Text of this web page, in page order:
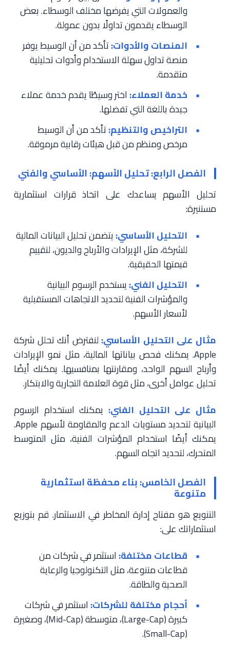
والعمولات التي يفرضها مختلف الوسطاء. بعض
الوسطاء يقدمون تداولًا بدون عمولة.
المنصات والأدوات:تأكد من أن الوسيط يوفر
منصة تداول سهلة الاستخدام وأدوات تحليلية
متقدمة.
خدمة العملاء: اختر وسيطًا يقدم خدمة عملاء
جيدة باللغة التي تفضلها.
التراخيص والتنظيم:تأكد من أن الوسيط
مرخص ومنظم من قبل هيئات رقابية مرموقة.
الفصل الرابع: تحليل الأسهم: الأساسي والفني
تحليل الأسهم يساعدك على اتخاذ قرارات استثمارية
مستنيرة:
التحليل الأساسي:يتضمن تحليل البيانات المالية
للشركة، مثل الإيرادات والأرباح والديون، لتقييم
قيمتها الحقيقية.
التحليل الفني:يستخدم الرسوم البيانية
والمؤشرات الفنية لتحديد الاتجاهات المستقبلية
لأسعار الأسهم.
مثال على التحليل الأساسي: لنفترض أنك تحلل شركة
Apple. يمكنك فحص بياناتها المالية، مثل نمو الإيرادات
وأرباح السهم الواحد، ومقارنتها بمنافسيها. يمكنك أيضًا
تحليل عوامل أخرى، مثل قوة العلامة التجارية والابتكار.
مثال على التحليل الفني: يمكنك استخدام الرسوم
البيانية لتحديد مستويات الدعم والمقاومة لأسهم Apple.
يمكنك أيضًا استخدام المؤشرات الفنية، مثل المتوسط
المتحرك، لتحديد اتجاه السهم.
الفصل الخامس: بناء محفظة استثمارية
متنوعة
التنويع هو مفتاح إدارة المخاطر في الاستثمار. قم بتوزيع
استثماراتك على:
قطاعات مختلفة: استثمر في شركات من
قطاعات متنوعة، مثل التكنولوجيا والرعاية
الصحية والطاقة.
أحجام مختلفة للشركات: استثمر في شركات
كبيرة (Large-Cap)، متوسطة (Mid-Cap)، وصغيرة
(Small-Cap).